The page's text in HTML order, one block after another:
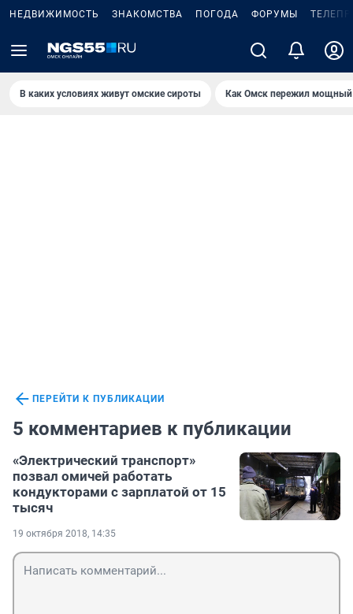
НЕДВИЖИМОСТЬ ЗНАКОМСТВА ПОГОДА ФОРУМЫ
В каких условиях живут омские сироты Как Омск пережил мощный
ПЕРЕЙТИ К ПУБЛИКАЦИИ
5 комментариев к публикации
«Электрический транспорт»
позвал омичей работать
кондукторами с зарплатой от 15
тысяч
19 октября 2018, 14:35